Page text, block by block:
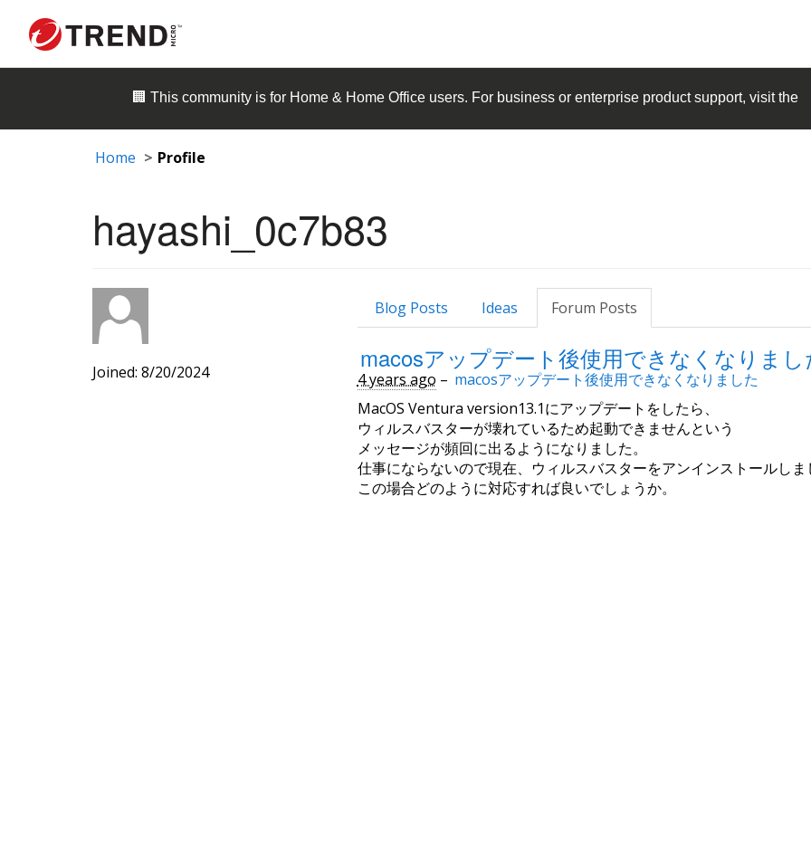
🏢 This community is for Home & Home Office users. For business or enterprise product support, visit the
Home Profile
hayashi_0c7b83
Joined: 8/20/2024
Blog Posts Ideas Forum Posts
macosアップデート後使用できなくなりまし
4 years ago – macosアップデート後使用できなくなりました
MacOS Ventura version13.1にアップデートをしたら、
ウィルスバスターが壊れているため起動できませんという
メッセージが頻回に出るようになりました。
仕事にならないので現在、ウィルスバスターをアンインストールしま
この場合どのように対応すれば良いでしょうか。